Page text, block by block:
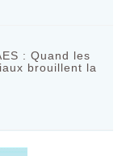
: Quand les
brouillent la